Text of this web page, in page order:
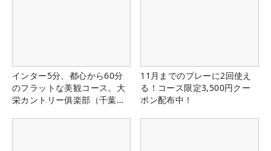
インター5分、都心から60分
のフラットな美観コース。大
栄カントリー俱楽部（千葉
11月までのプレーに2回使え
る！コース限定3,500円クー
ポン配布中！